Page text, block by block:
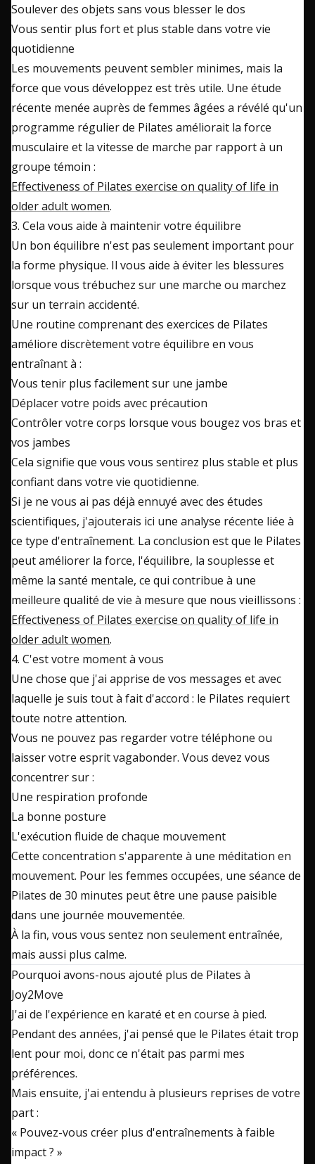
Soulever des objets sans vous blesser le dos
Vous sentir plus fort et plus stable dans votre vie
quotidienne
Les mouvements peuvent sembler minimes, mais la
force que vous développez est très utile. Une étude
récente menée auprès de femmes âgées a révélé qu'un
programme régulier de Pilates améliorait la force
musculaire et la vitesse de marche par rapport à un
groupe témoin :
Effectiveness of Pilates exercise on quality of life in
older adult women.
3. Cela vous aide à maintenir votre équilibre
Un bon équilibre n'est pas seulement important pour
la forme physique. Il vous aide à éviter les blessures
lorsque vous trébuchez sur une marche ou marchez
sur un terrain accidenté.
Une routine comprenant des exercices de Pilates
améliore discrètement votre équilibre en vous
entraînant à :
Vous tenir plus facilement sur une jambe
Déplacer votre poids avec précaution
Contrôler votre corps lorsque vous bougez vos bras et
vos jambes
Cela signifie que vous vous sentirez plus stable et plus
confiant dans votre vie quotidienne.
Si je ne vous ai pas déjà ennuyé avec des études
scientifiques, j'ajouterais ici une analyse récente liée à
ce type d'entraînement. La conclusion est que le Pilates
peut améliorer la force, l'équilibre, la souplesse et
même la santé mentale, ce qui contribue à une
meilleure qualité de vie à mesure que nous vieillissons :
Effectiveness of Pilates exercise on quality of life in
older adult women.
4. C'est votre moment à vous
Une chose que j'ai apprise de vos messages et avec
laquelle je suis tout à fait d'accord : le Pilates requiert
toute notre attention.
Vous ne pouvez pas regarder votre téléphone ou
laisser votre esprit vagabonder. Vous devez vous
concentrer sur :
Une respiration profonde
La bonne posture
L'exécution fluide de chaque mouvement
Cette concentration s'apparente à une méditation en
mouvement. Pour les femmes occupées, une séance de
Pilates de 30 minutes peut être une pause paisible
dans une journée mouvementée.
À la fin, vous vous sentez non seulement entraînée,
mais aussi plus calme.
Pourquoi avons-nous ajouté plus de Pilates à
Joy2Move
J'ai de l'expérience en karaté et en course à pied.
Pendant des années, j'ai pensé que le Pilates était trop
lent pour moi, donc ce n'était pas parmi mes
préférences.
Mais ensuite, j'ai entendu à plusieurs reprises de votre
part :
« Pouvez-vous créer plus d'entraînements à faible
impact ? »